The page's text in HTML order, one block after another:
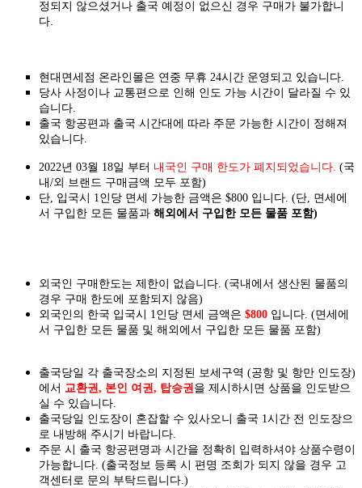
정되지 않으셨거나 출국 예정이 없으신 경우 구매가 불가합니
다.
현대면세점 온라인몰은 연중 무휴 24시간 운영되고 있습니다.
당사 사정이나 교통편으로 인해 인도 가능 시간이 달라질 수 있
습니다.
출국 항공편과 출국 시간대에 따라 주문 가능한 시간이 정해져
있습니다.
2022년 03월 18일 부터 내국인 구매 한도가 폐지되었습니다. (국
내/외 브랜드 구매금액 모두 포함)
단, 입국시 1인당 면세 가능한 금액은 $800 입니다. (단, 면세에
서 구입한 모든 물품과 해외에서 구입한 모든 물품 포함)
외국인 구매한도는 제한이 없습니다. (국내에서 생산된 물품의
경우 구매 한도에 포함되지 않음)
외국인의 한국 입국시 1인당 면세 금액은 $800 입니다. (면세에
서 구입한 모든 물품 및 해외에서 구입한 모든 물품 포함)
출국당일 각 출국장소의 지정된 보세구역 (공항 및 항만 인도장)
에서 교환권, 본인 여권, 탑승권 을 제시하시면 상품을 인도 받으
실 수 있습니다.
출국당일 인도장이 혼잡할 수 있사오니 출국 1시간 전 인도장으
로 내방해 주시기 바랍니다.
주문 시 출국 항공편명과 시간을 정확히 입력하셔야 상품수령이
가능합니다. (출국정보 등록 시 편명 조회가 되지 않을 경우 고
객센터로 문의 부탁드립니다.)